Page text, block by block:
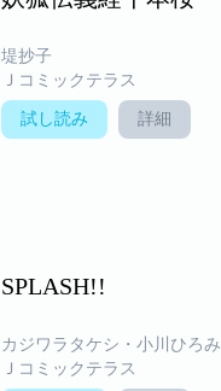
堤抄子
Ｊコミックテラス
試し読み 詳細
SPLASH!!
カジワラタケシ・小川ひろみ
Ｊコミックテラス